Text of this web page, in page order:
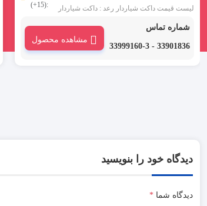
لیست قیمت داکت شیاردار رعد : داکت شیاردار
و ارتفاع 10 سانتی متر عرضه می شود. این
محصول از مواد PVC غیر قابل اشتعال و هالوژن
فری ساخته شده است و در صورت اشتعال نیز
:(15+)
شماره تماس
33901836 - 33999160-3
مشاهده محصول
دیدگاه خود را بنویسید
دیدگاه شما *